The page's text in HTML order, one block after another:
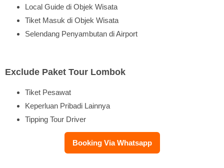
Local Guide di Objek Wisata
Tiket Masuk di Objek Wisata
Selendang Penyambutan di Airport
Exclude Paket Tour Lombok
Tiket Pesawat
Keperluan Pribadi Lainnya
Tipping Tour Driver
Booking Via Whatsapp